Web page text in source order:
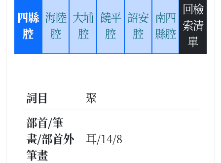
四縣
腔
海陸
腔
大埔
腔
饒平
腔
詔安
腔
南四
縣腔
回檢
索清
單
詞目
聚
部首/筆
畫/部首外
筆畫
耳/14/8